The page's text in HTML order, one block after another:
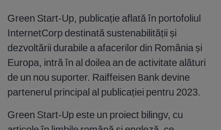
Green Start-Up, publicație aflată în portofoliul
InternetCorp destinată sustenabilității și
dezvoltării durabile a afacerilor din România și
Europa, intră în al doilea an de activitate alături
de un nou suporter. Raiffeisen Bank devine
partenerul principal al publicației pentru 2023.
Green Start-Up este un proiect bilingv, cu